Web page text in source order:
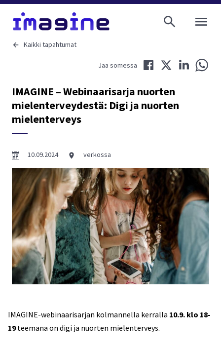
Kaikki tapahtumat
Jaa somessa
Jaa Twitterissä
Jaa
IMAGINE – Webinaarisarja nuorten
mielenterveydestä: Digi ja nuorten
mielenterveys
10.09.2024 verkossa
IMAGINE-webinaarisarjan kolmannella kerralla 10.9. klo 18-
19teemana on digi ja nuorten mielenterveys.